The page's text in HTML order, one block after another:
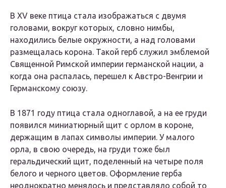
В XV веке птица стала изображаться с двумя
головами, вокруг которых, словно нимбы,
находились белые окружности, а над головами
размещалась корона. Такой герб служил эмблемой
Священной Римской империи германской нации, а
когда она распалась, перешел к Австро-Венгрии и
Германскому союзу.
В 1871 году птица стала одноглавой, а на ее груди
появился миниатюрный щит с орлом в короне,
держащим в лапах символы империи. У малого
орла, в свою очередь, на груди тоже был
геральдический щит, поделенный на четыре поля
белого и черного цветов. Оформление герба
неоднократно менялось и представляло собой то